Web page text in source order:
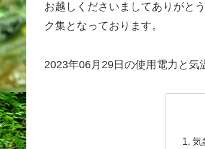
お越しくださいましてありがと
ク集となっております。
2023年06月29日の使用電力と気
気